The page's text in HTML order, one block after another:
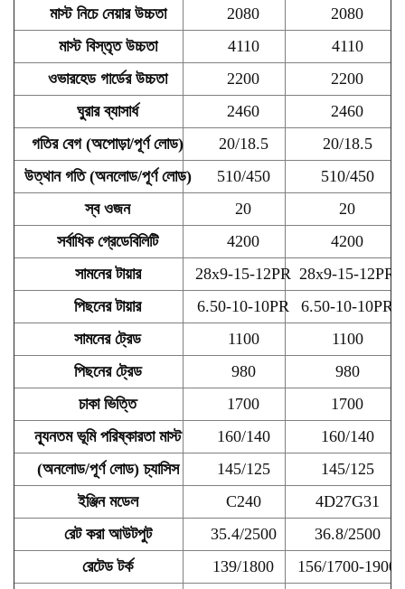
মাস্ট নিচে নেয়ার উচ্চতা
2080
2080
মাস্ট বিস্তৃত উচ্চতা
4110
4110
ওভারহেড গার্ডের উচ্চতা
2200
2200
ঘুরার ব্যাসার্ধ
2460
2460
গতির বেগ (অপোড়া/পূর্ণ লোড)
20/18.5
20/18.5
উত্থান গতি (অনলোড/পূর্ণ লোড)
510/450
510/450
স্ব ওজন
20
20
সর্বাধিক গ্রেডেবিলিটি
4200
4200
সামনের টায়ার
28x9-15-12PR 28x9-15-12PR
পিছনের টায়ার
6.50-10-10PR
6.50-10-10PR
সামনের ট্রেড
1100
1100
পিছনের ট্রেড
980
980
চাকা ভিত্তি
1700
1700
ন্যূনতম ভূমি পরিষ্কারতা মাস্ট
160/140
160/140
(অনলোড/পূর্ণ লোড) চ্যাসিস
145/125
145/125
ইঞ্জিন মডেল
C240
4D27G31
রেট করা আউটপুট
35.4/2500
36.8/2500
রেটেড টর্ক
139/1800
156/1700-1900